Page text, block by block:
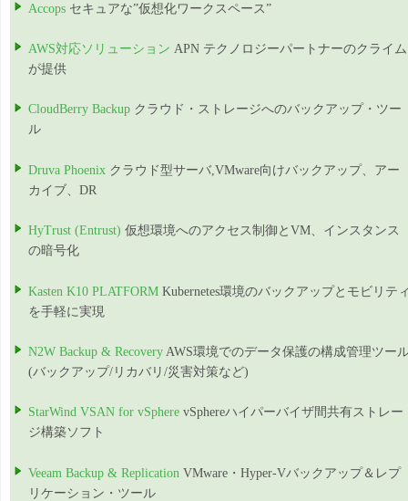
Accops セキュアな”仮想化ワークスペース”
AWS対応ソリューション APN テクノロジーパートナーのクライム
が提供
CloudBerry Backup クラウド・ストレージへのバックアップ・ツー
ル
Druva Phoenix クラウド型サーバ,VMware向けバックアップ、アー
カイブ、DR
HyTrust (Entrust) 仮想環境へのアクセス制御とVM、インスタンス
の暗号化
Kasten K10 PLATFORM Kubernetes環境のバックアップとモビリテ
を手軽に実現
N2W Backup & Recovery AWS環境でのデータ保護の構成管理ツー
(バックアップ/リカバリ/災害対策など)
StarWind VSAN for vSphere vSphereハイパーバイザ間共有ストレー
ジ構築ソフト
Veeam Backup & Replication VMware・Hyper-Vバックアップ＆レプ
リケーション・ツール